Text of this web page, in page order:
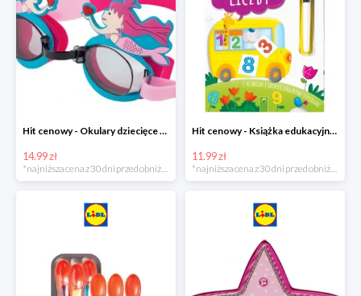
Hit cenowy - Okulary dziecięce do pływania
14.99 zł
Hit cenowy - Książka edukacyjna z pisakiem
11.99 zł